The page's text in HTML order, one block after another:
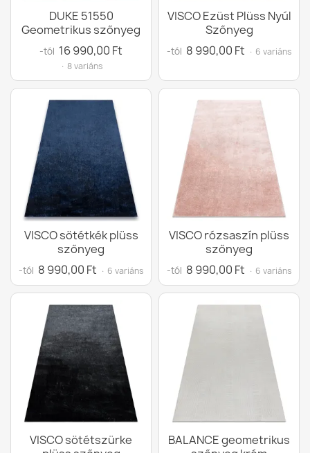
DUKE 51550
Geometrikus szőnyeg
-tól 16 990,00 Ft
· 8 variáns
VISCO Ezüst Plüss Nyúl
Szőnyeg
-tól 8 990,00 Ft · 6 variáns
VISCO sötétkék plüss
szőnyeg
-tól 8 990,00 Ft · 6 variáns
VISCO rózsaszín plüss
szőnyeg
-tól 8 990,00 Ft · 6 variáns
VISCO sötétszürke
BALANCE geometrikus